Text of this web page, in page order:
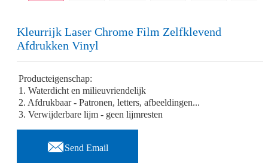
Kleurrijk Laser Chrome Film Zelfklevend
Afdrukken Vinyl
Producteigenschap:
1. Waterdicht en milieuvriendelijk
2. Afdrukbaar - Patronen, letters, afbeeldingen...
3. Verwijderbare lijm - geen lijmresten
Send Email